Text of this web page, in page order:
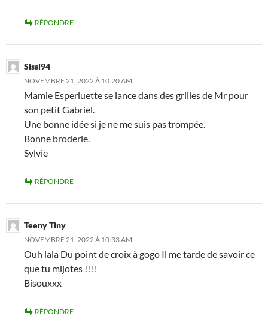
RÉPONDRE
Sissi94
NOVEMBRE 21, 2022 À 10:20 AM
Mamie Esperluette se lance dans des grilles de Mr pour
son petit Gabriel.
Une bonne idée si je ne me suis pas trompée.
Bonne broderie.
Sylvie
RÉPONDRE
Teeny Tiny
NOVEMBRE 21, 2022 À 10:33 AM
Ouh lala Du point de croix à gogo Il me tarde de savoir ce
que tu mijotes !!!!
Bisouxxx
RÉPONDRE